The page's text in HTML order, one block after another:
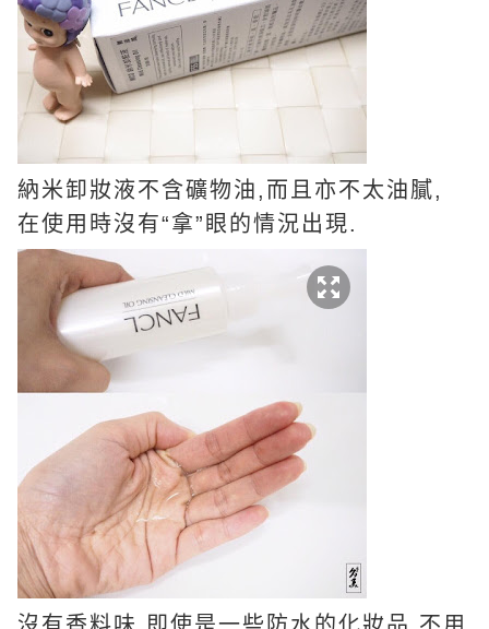
納米卸妝液不含礦物油,而且亦不太油膩,
在使用時沒有“拿”眼的情況出現.